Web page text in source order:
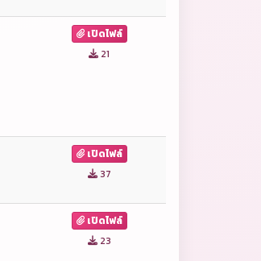
เปิดไฟล์
21
เปิดไฟล์
37
เปิดไฟล์
23